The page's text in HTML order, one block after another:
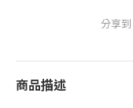
分享到
商品描述